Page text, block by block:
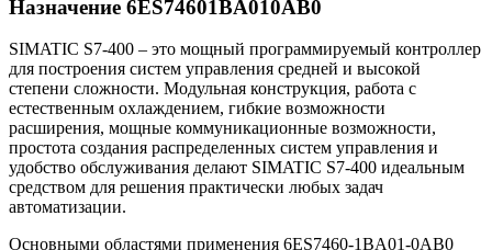
Назначение 6ES74601BA010AB0
SIMATIC S7-400 – это мощный программируемый контроллер
для построения систем управления средней и высокой
степени сложности. Модульная конструкция, работа с
естественным охлаждением, гибкие возможности
расширения, мощные коммуникационные возможности,
простота создания распределенных систем управления и
удобство обслуживания делают SIMATIC S7-400 идеальным
средством для решения практически любых задач
автоматизации.
Основными областями применения 6ES7460-1BA01-0AB0